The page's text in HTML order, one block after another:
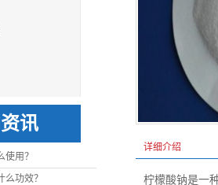
讯
用？
么功效？
详细介绍
柠檬酸钠是一